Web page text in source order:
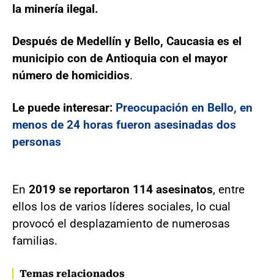
la minería ilegal.
Después de Medellín y Bello, Caucasia es el
municipio con de Antioquia con el mayor
número de homicidios.
Le puede interesar: Preocupación en Bello, en
menos de 24 horas fueron asesinadas dos
personas
En 2019 se reportaron 114 asesinatos, entre
ellos los de varios líderes sociales, lo cual
provocó el desplazamiento de numerosas
familias.
Temas relacionados